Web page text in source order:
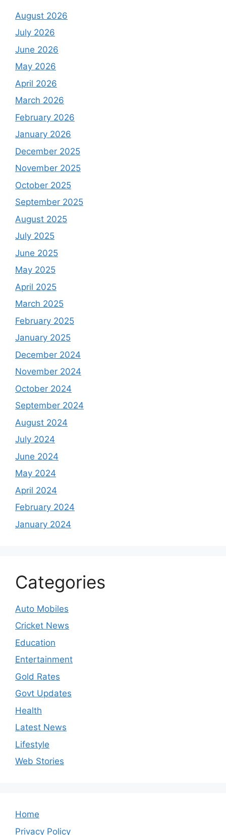
August 2026
July 2026
June 2026
May 2026
April 2026
March 2026
February 2026
January 2026
December 2025
November 2025
October 2025
September 2025
August 2025
July 2025
June 2025
May 2025
April 2025
March 2025
February 2025
January 2025
December 2024
November 2024
October 2024
September 2024
August 2024
July 2024
June 2024
May 2024
April 2024
February 2024
January 2024
Categories
Auto Mobiles
Cricket News
Education
Entertainment
Gold Rates
Govt Updates
Health
Latest News
Lifestyle
Web Stories
Home
Privacy Policy